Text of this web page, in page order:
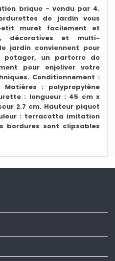
brique - vendu par 4.
de jardin vous
muret facilement et
décoratives et multi-
jardin conviennent pour
potager, un parterre de
pour enjoliver votre
Conditionnement :
: polypropylène
: longueur : 45 cm x
2.7 cm. Hauteur piquet
: terracotta imitation
bordures sont clipsables